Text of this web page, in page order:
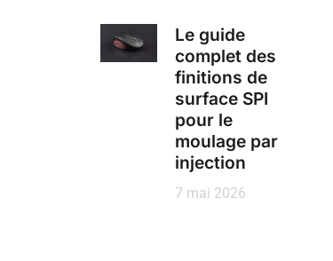
Le guide
complet des
finitions de
surface SPI
pour le
moulage par
injection
7 mai 2026